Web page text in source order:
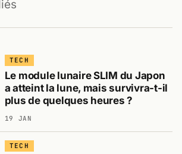
TECH
Le module lunaire SLIM du Japon
a atteint la lune, mais survivra-t-il
plus de quelques heures ?
19 JAN
TECH